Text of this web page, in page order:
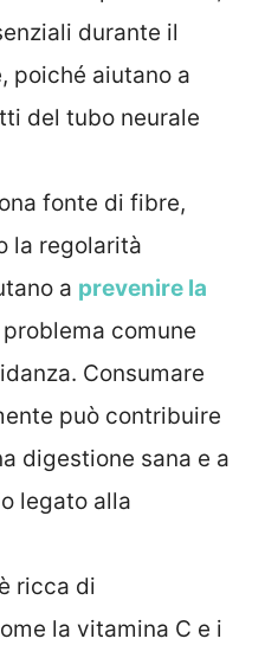
durante il
poiché aiutano a
del tubo neurale
fonte di fibre,
la regolarità
a prevenire la
problema comune
Consumare
può contribuire
digestione sana e a
legato alla
è ricca di
la vitamina C e i